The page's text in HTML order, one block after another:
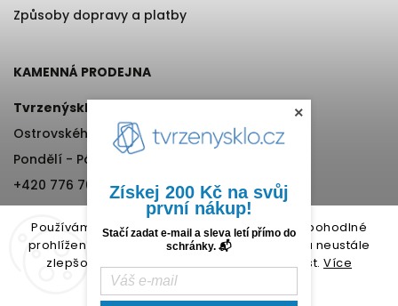
Používáme cookies, abychom Vám umožnili pohodlné
prohlížení webu a díky analýze provozu webu neustále
zlepšovali jeho funkce, výkon a použitelnost. Více
informací.
Způsoby dopravy a platby
KAMENNÁ PRODEJNA
Tvrzenýsklo.cz
Ostrovského 971/11, Praha 5
Pondělí - Pátek, 12:00-17:00
+420 776 76 70 72
×
Získej 200 Kč na svůj
první nákup!
Stačí zadat e-mail a sleva letí přímo do
schránky. 📬